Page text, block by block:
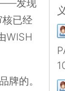
——发现
已经
WISH
牌的。